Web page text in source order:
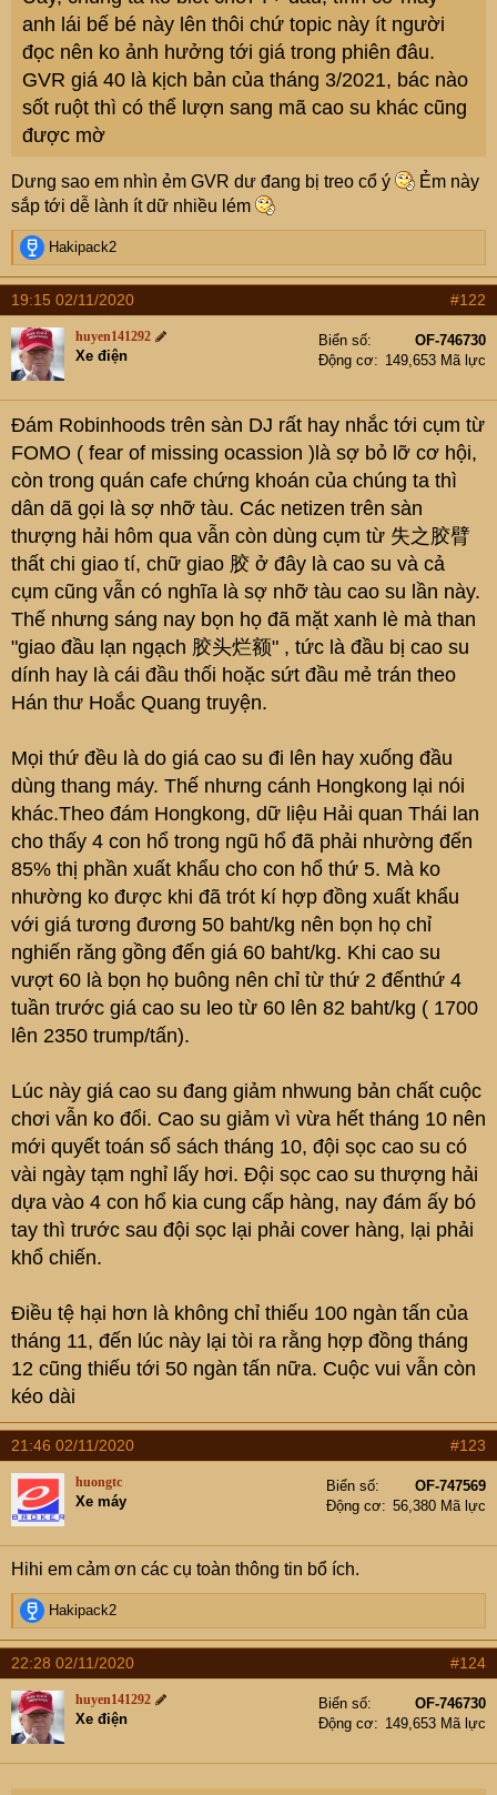
anh lái bế bé này lên thôi chứ topic này ít người
đọc nên ko ảnh hưởng tới giá trong phiên đâu.
GVR giá 40 là kịch bản của tháng 3/2021, bác nào
sốt ruột thì có thể lượn sang mã cao su khác cũng
được mờ
Dưng sao em nhìn ẻm GVR dư đang bị treo cổ ý
Ẻm này
sắp tới dễ lành ít dữ nhiều lém
R
e
a
c
t
i
o
n
s
:
Hakipack2
19:15 02/11/2020 #122
huyen141292
Xe điện
Biển số
OF-746730
Động cơ
149,653 Mã lực
Đám Robinhoods trên sàn DJ rất hay nhắc tới cụm từ
FOMO ( fear of missing ocassion )là sợ bỏ lỡ cơ hội,
còn trong quán cafe chứng khoán của chúng ta thì
dân dã gọi là sợ nhỡ tàu. Các netizen trên sàn
thượng hải hôm qua vẫn còn dùng cụm từ 失之胶臂
thất chi giao tí, chữ giao 胶 ở đây là cao su và cả
cụm cũng vẫn có nghĩa là sợ nhỡ tàu cao su lần này.
Thế nhưng sáng nay bọn họ đã mặt xanh lè mà than
"giao đầu lạn ngạch 胶头烂额" , tức là đầu bị cao su
dính hay là cái đầu thối hoặc sứt đầu mẻ trán theo
Hán thư Hoắc Quang truyện.
Mọi thứ đều là do giá cao su đi lên hay xuống đầu
dùng thang máy. Thế nhưng cánh Hongkong lại nói
khác.Theo đám Hongkong, dữ liệu Hải quan Thái lan
cho thấy 4 con hổ trong ngũ hổ đã phải nhường đến
85% thị phần xuất khẩu cho con hổ thứ 5. Mà ko
nhường ko được khi đã trót kí hợp đồng xuất khẩu
với giá tương đương 50 baht/kg nên bọn họ chỉ
nghiến răng gồng đến giá 60 baht/kg. Khi cao su
vượt 60 là bọn họ buông nên chỉ từ thứ 2 đếnthứ 4
tuần trước giá cao su leo từ 60 lên 82 baht/kg ( 1700
lên 2350 trump/tấn).
Lúc này giá cao su đang giảm nhwung bản chất cuộc
chơi vẫn ko đổi. Cao su giảm vì vừa hết tháng 10 nên
mới quyết toán sổ sách tháng 10, đội sọc cao su có
vài ngày tạm nghỉ lấy hơi. Đội sọc cao su thượng hải
dựa vào 4 con hổ kia cung cấp hàng, nay đám ấy bó
tay thì trước sau đội sọc lại phải cover hàng, lại phải
khổ chiến.
Điều tệ hại hơn là không chỉ thiếu 100 ngàn tấn của
tháng 11, đến lúc này lại tòi ra rằng hợp đồng tháng
12 cũng thiếu tới 50 ngàn tấn nữa. Cuộc vui vẫn còn
kéo dài
21:46 02/11/2020 #123
huongtc
Xe máy
Biển số
OF-747569
Động cơ
56,380 Mã lực
Hihi em cảm ơn các cụ toàn thông tin bổ ích.
R
e
a
c
t
i
o
n
s
Hakipack2
22:28 02/11/2020 #124
huyen141292
Xe điện
Biển số
OF-746730
Động cơ
149,653 Mã lực